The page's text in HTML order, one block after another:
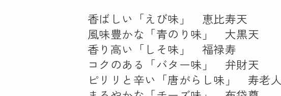
香ばしい「えび味」 恵比寿天
風味豊かな「青のり味」 大黒天
香り高い「しそ味」 福禄寿
コクのある「バター味」 弁財天
ピリリと辛い「唐がらし味」 寿老人